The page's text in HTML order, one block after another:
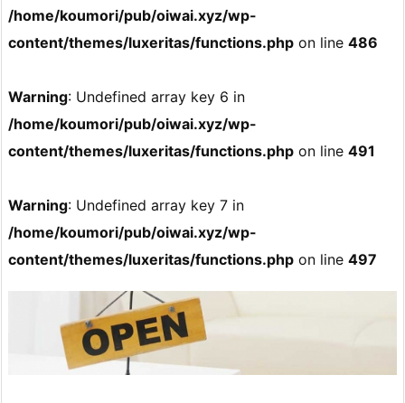
/home/koumori/pub/oiwai.xyz/wp-
content/themes/luxeritas/functions.php on line 486
Warning: Undefined array key 6 in
/home/koumori/pub/oiwai.xyz/wp-
content/themes/luxeritas/functions.php on line 491
Warning: Undefined array key 7 in
/home/koumori/pub/oiwai.xyz/wp-
content/themes/luxeritas/functions.php on line 497